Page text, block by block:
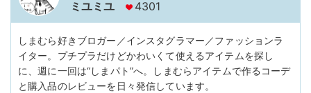
ミユミユ 4301
しまむら好きブロガー／インスタグラマー／ファッションラ
イター。プチプラだけどかわいくて使えるアイテムを探し
に、週に一回は“しまパト”へ。しまむらアイテムで作るコーデ
と購入品のレビューを日々発信しています。